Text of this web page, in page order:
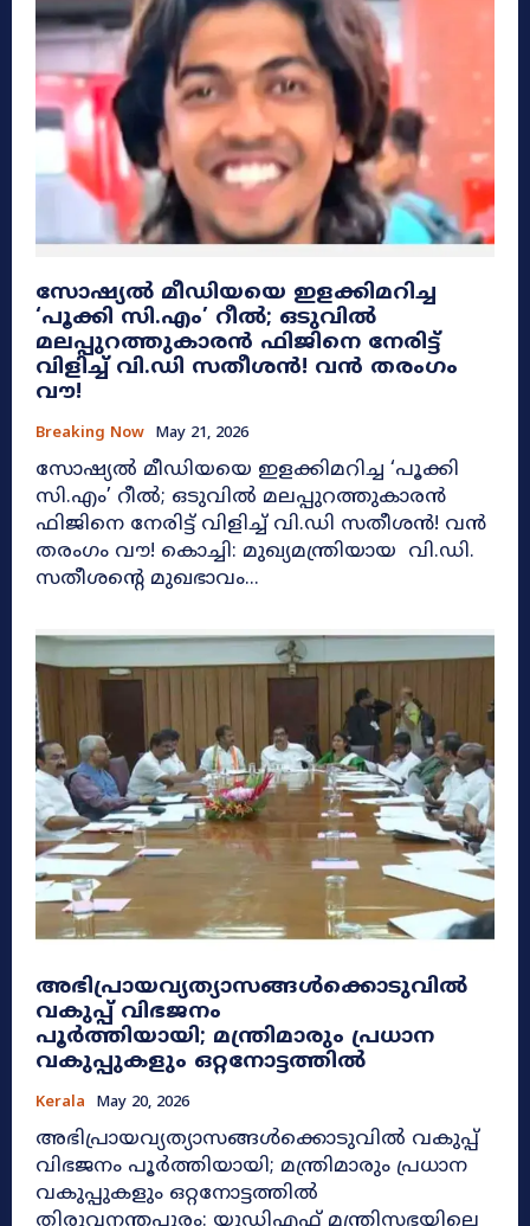
സോഷ്യൽ മീഡിയയെ ഇളക്കിമറിച്ച
‘പൂക്കി സി.എം’ റീൽ; ഒടുവിൽ
മലപ്പുറത്തുകാരൻ ഫിജിനെ നേരിട്ട്
വിളിച്ച് വി.ഡി സതീശൻ! വൻ തരംഗം
വൗ!
Breaking Now May 21, 2026
സോഷ്യൽ മീഡിയയെ ഇളക്കിമറിച്ച ‘പൂക്കി
സി.എം’ റീൽ; ഒടുവിൽ മലപ്പുറത്തുകാരൻ
ഫിജിനെ നേരിട്ട് വിളിച്ച് വി.ഡി സതീശൻ! വൻ
തരംഗം വൗ! കൊച്ചി: മുഖ്യമന്ത്രിയായ വി.ഡി.
സതീശന്റെ മുഖഭാവം...
അഭിപ്രായവ്യത്യാസങ്ങൾക്കൊടുവിൽ
വകുപ്പ് വിഭജനം
പൂർത്തിയായി; മന്ത്രിമാരും പ്രധാന
വകുപ്പുകളും ഒറ്റനോട്ടത്തിൽ
Kerala May 20, 2026
അഭിപ്രായവ്യത്യാസങ്ങൾക്കൊടുവിൽ വകുപ്പ്
വിഭജനം പൂർത്തിയായി; മന്ത്രിമാരും പ്രധാന
വകുപ്പുകളും ഒറ്റനോട്ടത്തിൽ
തിരുവനന്തപുരം: യുഡിഎഫ് മന്ത്രിസഭയിലെ